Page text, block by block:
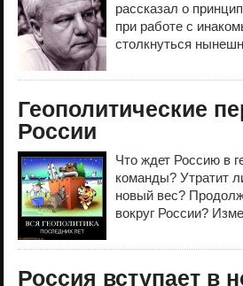
рассказал о
при работе с
столкнуться
Геополитические
России
Что ждет Россию в
команды? Утратит
новый вес?
вокруг России?
Россия вступает в